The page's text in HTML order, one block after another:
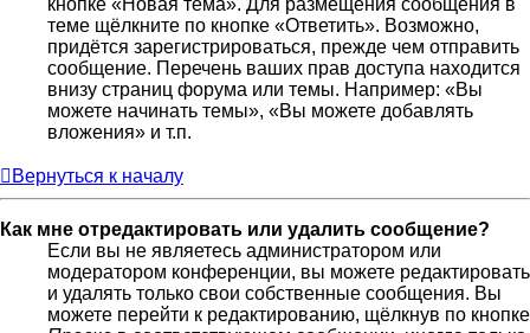
теме щёлкните по кнопке «Ответить». Возможно,
придётся зарегистрироваться, прежде чем отправить
сообщение. Перечень ваших прав доступа находится
внизу страниц форума или темы. Например: «Вы
можете начинать темы», «Вы можете добавлять
вложения» и т.п.
Вернуться к началу
Как мне отредактировать или удалить сообщение?
Если вы не являетесь администратором или
модератором конференции, вы можете редактировать
и удалять только свои собственные сообщения. Вы
можете перейти к редактированию, щёлкнув по кнопке